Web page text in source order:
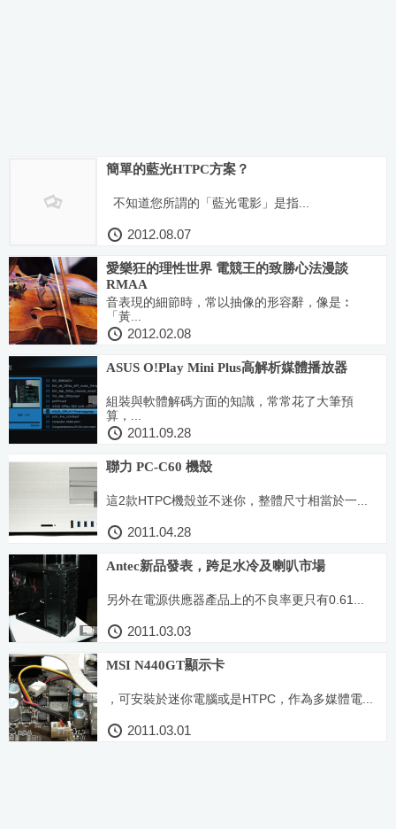
簡單的藍光HTPC方案？
不知道您所謂的「藍光電影」是指...
2012.08.07
愛樂狂的理性世界 電競王的致勝心法漫談
RMAA
音表現的細節時，常以抽像的形容辭，像是︰
「黃...
2012.02.08
ASUS O!Play Mini Plus高解析媒體播放器
組裝與軟體解碼方面的知識，常常花了大筆預
算，...
2011.09.28
聯力 PC-C60 機殼
這2款HTPC機殼並不迷你，整體尺寸相當於一...
2011.04.28
Antec新品發表，跨足水冷及喇叭市場
另外在電源供應器產品上的不良率更只有0.61...
2011.03.03
MSI N440GT顯示卡
，可安裝於迷你電腦或是HTPC，作為多媒體電...
2011.03.01